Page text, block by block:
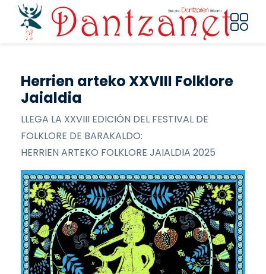
Pasar al contenido principal
Herrien arteko XXVIII Folklore
Jaialdia
LLEGA LA XXVIII EDICIÓN DEL FESTIVAL DE
FOLKLORE DE BARAKALDO:
HERRIEN ARTEKO FOLKLORE JAIALDIA 2025